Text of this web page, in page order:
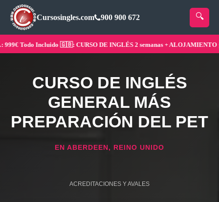
Cursosingles.com 900 900 672
Todo Incluido 🇬🇧: CURSO DE INGLÉS 2 semanas + ALOJAMIENTO
CURSO DE INGLÉS
GENERAL MÁS
PREPARACIÓN DEL PET
EN ABERDEEN, REINO UNIDO
ACREDITACIONES Y AVALES